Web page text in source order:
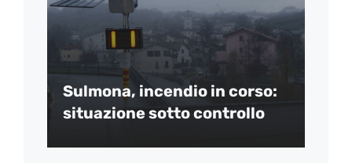
Sulmona, incendio in corso:
situazione sotto controllo